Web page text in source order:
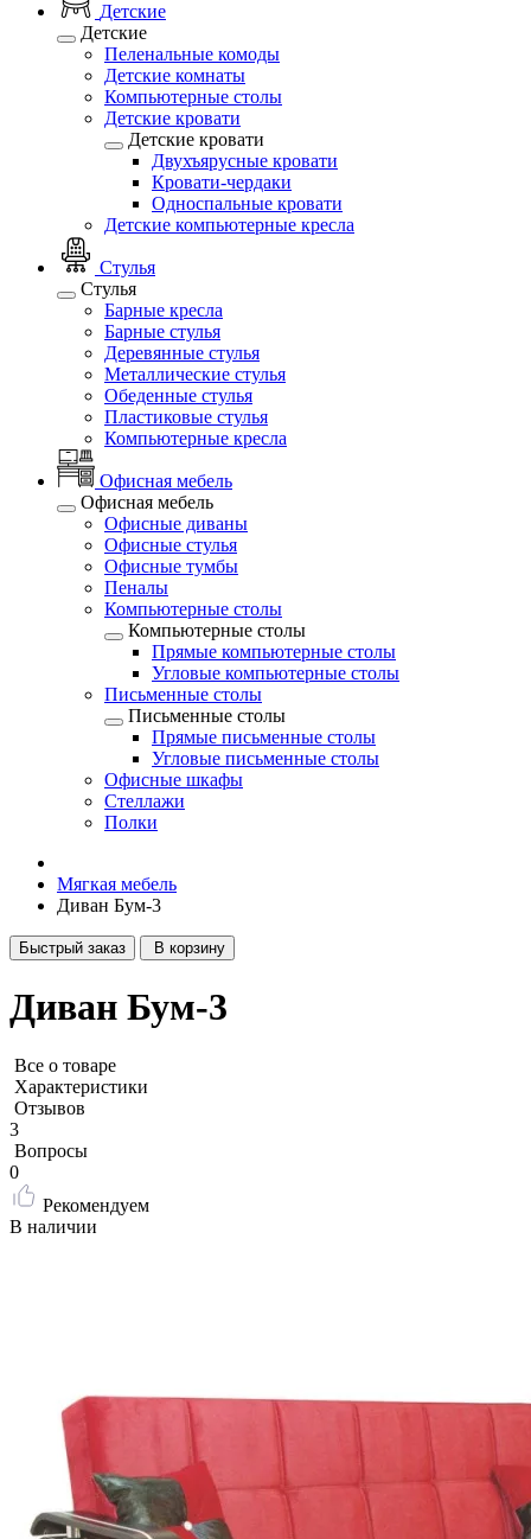
Детские
Детские
Пеленальные комоды
Детские комнаты
Компьютерные столы
Детские кровати
Детские кровати
Двухъярусные кровати
Кровати-чердаки
Односпальные кровати
Детские компьютерные кресла
Стулья
Стулья
Барные кресла
Барные стулья
Деревянные стулья
Металлические стулья
Обеденные стулья
Пластиковые стулья
Компьютерные кресла
Офисная мебель
Офисная мебель
Офисные диваны
Офисные стулья
Офисные тумбы
Пеналы
Компьютерные столы
Компьютерные столы
Прямые компьютерные столы
Угловые компьютерные столы
Письменные столы
Письменные столы
Прямые письменные столы
Угловые письменные столы
Офисные шкафы
Стеллажи
Полки
Мягкая мебель
Диван Бум-3
Быстрый заказ В корзину
Диван Бум-3
Все о товаре
Характеристики
Отзывов
3
Вопросы
0
Рекомендуем
В наличии